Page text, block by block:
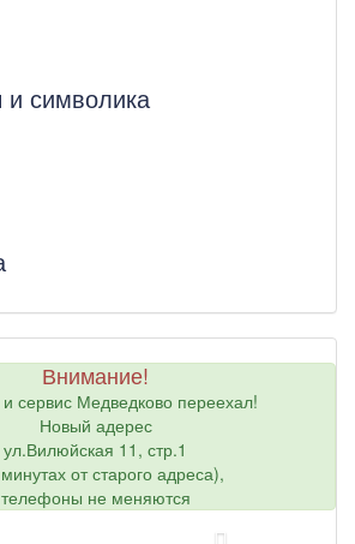
символика
Внимание!
сервис Медведково переехал!
Новый адерес
ул.Вилюйская 11, стр.1
от старого адреса),
телефоны не меняются